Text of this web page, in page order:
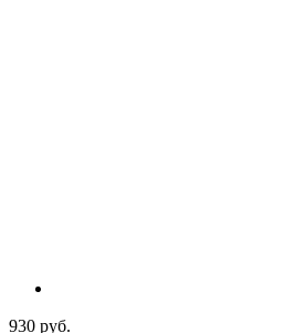
930 руб.